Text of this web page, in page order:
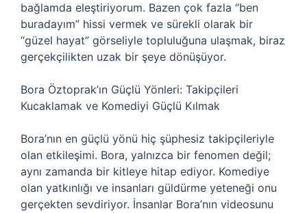
bağlamda eleştiriyorum. Bazen çok fazla “ben
buradayım” hissi vermek ve sürekli olarak bir
“güzel hayat” görseliyle topluluğuna ulaşmak, biraz
gerçekçilikten uzak bir şeye dönüşüyor.
Bora Öztoprak’ın Güçlü Yönleri: Takipçileri
Kucaklamak ve Komediyi Güçlü Kılmak
Bora’nın en güçlü yönü hiç şüphesiz takipçileriyle
olan etkileşimi. Bora, yalnızca bir fenomen değil;
aynı zamanda bir kitleye hitap ediyor. Komediye
olan yatkınlığı ve insanları güldürme yeteneği onu
gerçekten sevdiriyor. İnsanlar Bora’nın videosunu